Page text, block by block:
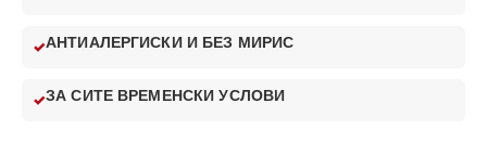
АНТИАЛЕРГИСКИ И БЕЗ МИРИС
ЗА СИТЕ ВРЕМЕНСКИ УСЛОВИ